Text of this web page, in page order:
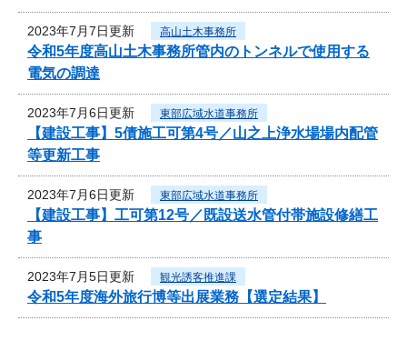
2023年7月7日更新 高山土木事務所
令和5年度高山土木事務所管内のトンネルで使用する
電気の調達
2023年7月6日更新 東部広域水道事務所
【建設工事】5債施工可第4号／山之上浄水場場内配管
等更新工事
2023年7月6日更新 東部広域水道事務所
【建設工事】工可第12号／既設送水管付帯施設修繕工
事
2023年7月5日更新 観光誘客推進課
令和5年度海外旅行博等出展業務【選定結果】